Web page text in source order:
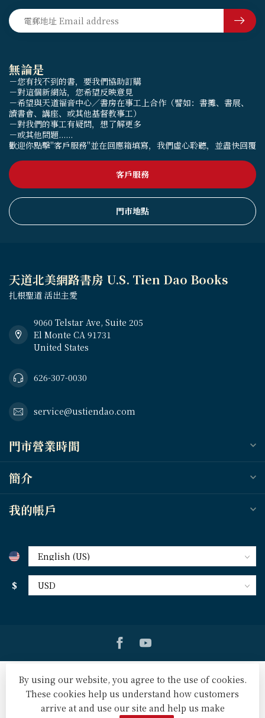
無論是
－您有找不到的書，要我們協助訂購
－對這個新網站，您希望反映意見
－希望與天道福音中心／書房在事工上合作（譬如：書攤、書展、
讀書會、講座、或其他基督教事工）
－對我們的事工有疑問，想了解更多
－或其他問題......
歡迎你點擊"客戶服務"並在回應箱填寫，我們虛心聆聽，並盡快回覆
客戶服務
門市地點
天道北美網路書房 U.S. Tien Dao Books
扎根聖道 活出主愛
9060 Telstar Ave, Suite 205
El Monte CA 91731
United States
626-307-0030
service@ustiendao.com
門市營業時間
簡介
我的帳戶
$
© Copyright 2026 天道北美網路書房 U.S. Tien Dao Books
By using our website, you agree to the use of cookies.
These cookies help us understand how customers
arrive at and use our site and help us make